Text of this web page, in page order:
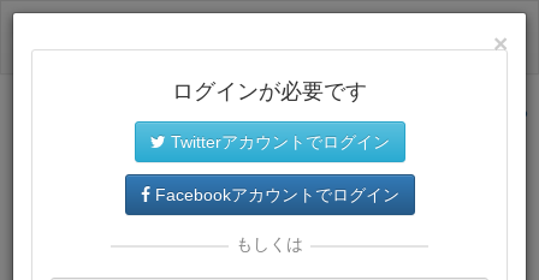
サイトトップに戻る
プレミアム会員では、教材がダウンロードでき、快適な動画
再生環境が提供されます。
×
ログインが必要です
Twitterアカウントでログイン
Facebookアカウントでログイン
もしくは